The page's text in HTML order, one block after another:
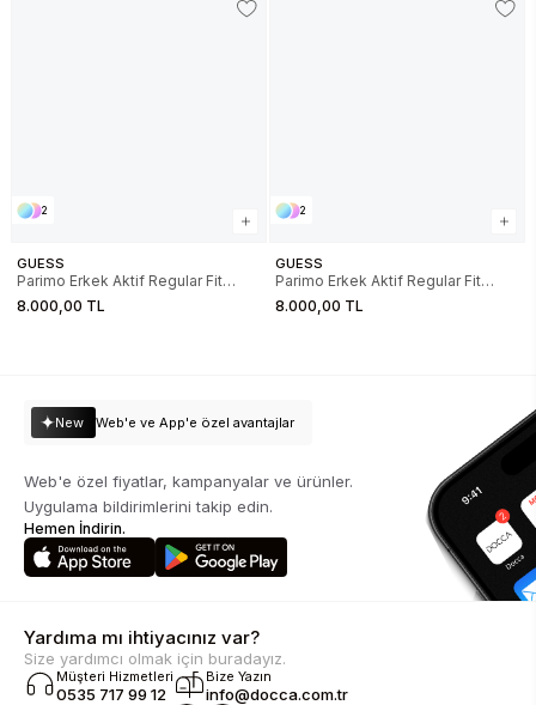
2
GUESS
Parimo Erkek Aktif Regular Fit
Eşofman Altı
8.000,00 TL
2
GUESS
Parimo Erkek Aktif Regular Fit
Eşofman Altı
8.000,00 TL
New Web'e ve App'e özel avantajlar
Web'e özel fiyatlar, kampanyalar ve ürünler.
Uygulama bildirimlerini takip edin.
Hemen İndirin.
Yardıma mı ihtiyacınız var?
Size yardımcı olmak için buradayız.
Müşteri Hizmetleri
0535 717 99 12
Bize Yazın
info@docca.com.tr